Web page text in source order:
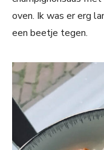
oven. Ik was er erg
een beetje tegen.